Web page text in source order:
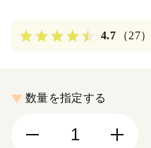
4.7 （27）
数量を指定する